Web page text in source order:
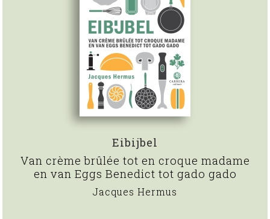
Eibijbel
Van crème brûlée tot en croque madame
en van Eggs Benedict tot gado gado
Jacques Hermus